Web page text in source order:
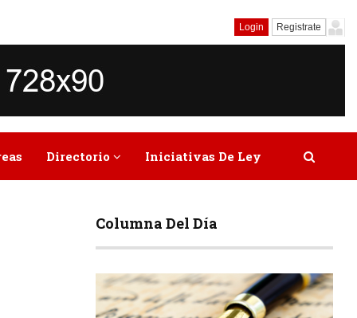
Login Registrate
Directorio Iniciativas De Ley
Columna Del Día